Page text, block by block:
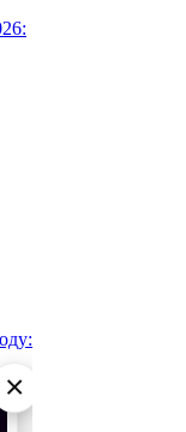
×